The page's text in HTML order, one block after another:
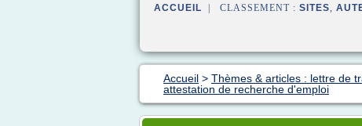
ACCUEIL | CLASSEMENT : SITES,
Accueil > Thèmes & articles : lettre de
attestation de recherche d'emploi